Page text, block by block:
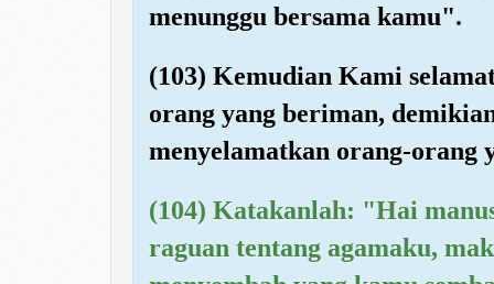
menunggu bersama kamu".
(103) Kemudian Kami
orang yang beriman,
menyelamatkan orang-orang
(104) Katakanlah: "Hai
raguan tentang agamaku,